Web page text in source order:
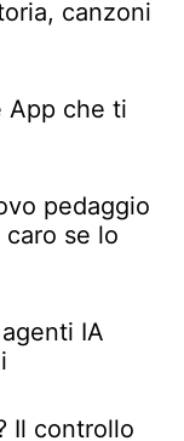
canzoni
App che ti
pedaggio
se lo
IA
Il controllo